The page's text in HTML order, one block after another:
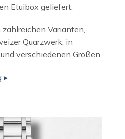
Etuibox geliefert.
Varianten,
Quarzwerk, in
verschiedenen Größen.
▸